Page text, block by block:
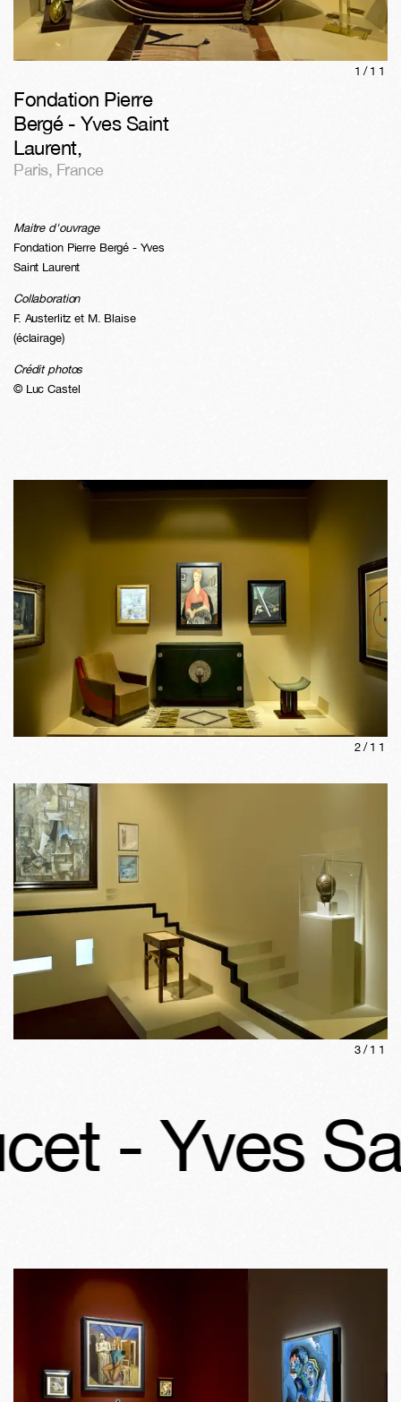
1/ 11
Fondation Pierre
Bergé - Yves Saint
Laurent,
Paris, France
Maitre d'ouvrage
Fondation Pierre Bergé - Yves
Saint Laurent
Collaboration
F. Austerlitz et M. Blaise
(éclairage)
Crédit photos
© Luc Castel
2/ 11
3/ 11
Yves